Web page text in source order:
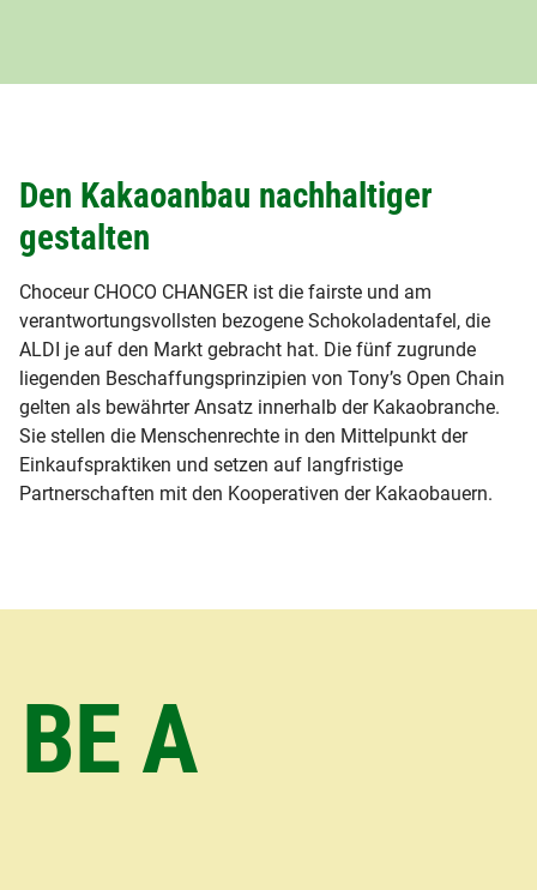
Den Kakaoanbau nachhaltiger
gestalten
Choceur CHOCO CHANGER ist die fairste und am
verantwortungsvollsten bezogene Schokoladentafel, die
ALDI je auf den Markt gebracht hat. Die fünf zugrunde
liegenden Beschaffungsprinzipien von Tony’s Open Chain
gelten als bewährter Ansatz innerhalb der Kakaobranche.
Sie stellen die Menschenrechte in den Mittelpunkt der
Einkaufspraktiken und setzen auf langfristige
Partnerschaften mit den Kooperativen der Kakaobauern.
BE A